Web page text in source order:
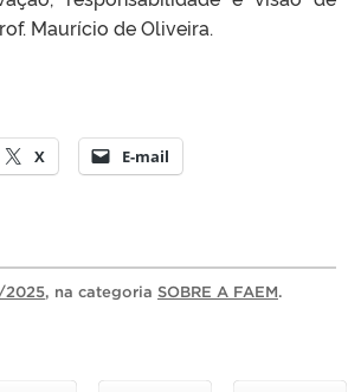
Maurício de Oliveira.
X E-mail
2025, na categoria SOBRE A FAEM.